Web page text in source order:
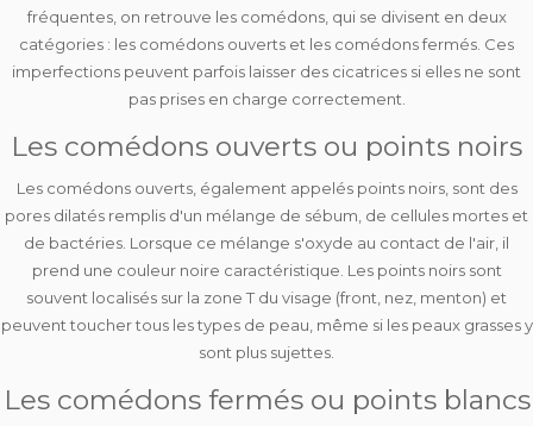
fréquentes, on retrouve les comédons, qui se divisent en deux
catégories : les comédons ouverts et les comédons fermés . Ces
imperfections peuvent parfois laisser des cicatrices si elles ne sont
pas prises en charge correctement.
Les comédons ouverts ou points noirs
Les comédons ouverts, également appelés points noirs, sont des
pores dilatés remplis d'un mélange de sébum, de cellules mortes et
de bactéries. Lorsque ce mélange s'oxyde au contact de l'air, il
prend une couleur noire caractéristique. Les points noirs sont
souvent localisés sur la zone T du visage (front, nez, menton) et
peuvent touchertous les types de peau , même si les peaux grasses y
sont plus sujettes.
Les comédons fermés ou points blancs